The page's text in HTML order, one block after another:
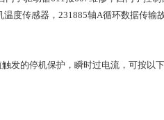
度传感器，231885轴A循环数据传输